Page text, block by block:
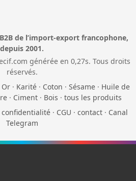
de l’import-export francophone,
depuis 2001.
générée en 0,27s. Tous droits
réservés.
Or · Karité · Coton · Sésame · Huile de
· Ciment· Bois · tous les produits
confidentialité · CGU · contact · Canal
Telegram